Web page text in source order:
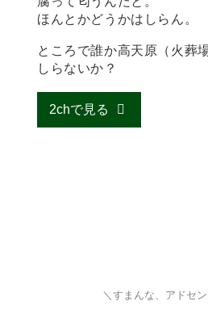
ほんとかどうかはしらん。
ところで誰か高天原（火葬
しらないか？
2chで見る
＼すまんな、アドセ